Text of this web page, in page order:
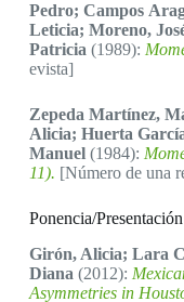
Pedro; Campos
Leticia; Moreno,
Patricia (1989):
evista]
Zepeda Martínez,
Alicia; Huerta
Manuel (1984):
11). [Número de una
Ponencia/
Girón, Alicia; Lara
Diana (2012):
Asymmetries in